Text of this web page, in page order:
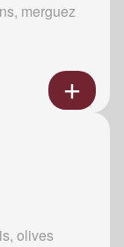
merguez
olives